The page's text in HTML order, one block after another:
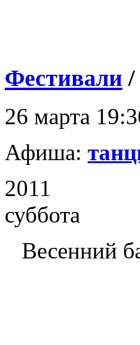
Фестивали /
26 марта
Афиша:
2011
суббота
Весенний